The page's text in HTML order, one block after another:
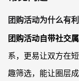
团购活动为什么有
团购活动自带社交
系，更易让双方在
趣筛选，能让圈层